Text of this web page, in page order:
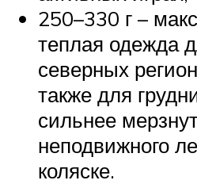
250–330 г –
теплая одежда
северных
также для
сильнее
неподвижного
коляске.